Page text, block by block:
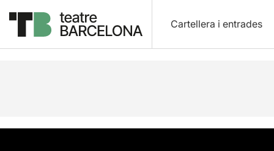
Cartellera i entrades
Descripció Fitxa artística